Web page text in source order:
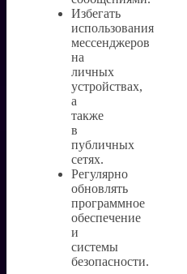
Избегать
использования
мессенджеров
на
личных
устройствах,
а
также
в
публичных
сетях.
Регулярно
обновлять
программное
обеспечение
и
системы
безопасности.